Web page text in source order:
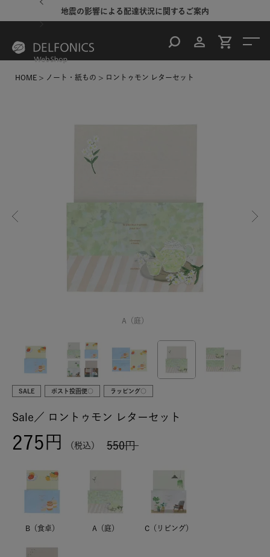
地震の影響による配達状況に関するご案内
HOME ノート・紙もの ロントゥモン レターセット
A（庭）
SALE ポスト投函便○ ラッピング○
Sale／ ロントゥモン レターセット
550
275 税込
B（食卓） A（庭） C（リビング）